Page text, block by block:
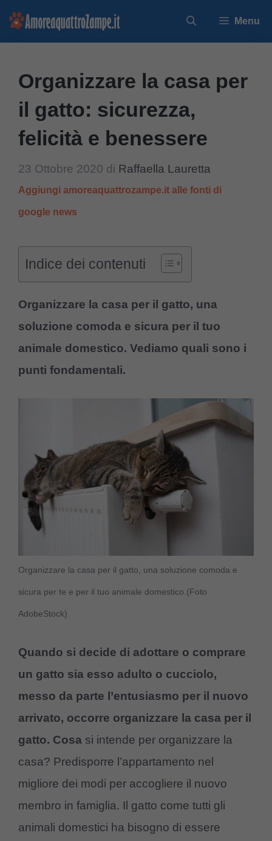
Vai
Menu
Organizzare la casa per
il gatto: sicurezza,
felicità e benessere
23 Ottobre 2020 di Raffaella Lauretta
Aggiungi amoreaquattrozampe.it alle fonti di
google news
Indice dei contenuti
Organizzare la casa per il gatto, una
soluzione comoda e sicura per il tuo
animale domestico. Vediamo quali sono i
punti fondamentali.
Organizzare la casa per il gatto, una soluzione comoda e
sicura per te e per il tuo animale domestico.(Foto
AdobeStock)
Quando si decide di adottare o comprare
un gatto sia esso adulto o cucciolo,
messo da parte l’entusiasmo per il nuovo
arrivato, occorre organizzare la casa per il
gatto. Cosa si intende per organizzare la
casa? Predisporre l’appartamento nel
migliore dei modi per accogliere il nuovo
membro in famiglia. Il gatto come tutti gli
animali domestici ha bisogno di essere